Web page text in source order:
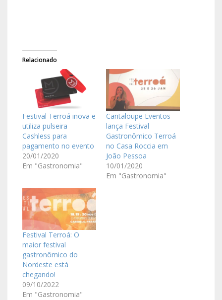
Relacionado
Festival Terroá inova e
utiliza pulseira
Cashless para
pagamento no evento
20/01/2020
Em "Gastronomia"
Cantaloupe Eventos
lança Festival
Gastronômico Terroá
no Casa Roccia em
João Pessoa
10/01/2020
Em "Gastronomia"
Festival Terroá: O
maior festival
gastronômico do
Nordeste está
chegando!
09/10/2022
Em "Gastronomia"